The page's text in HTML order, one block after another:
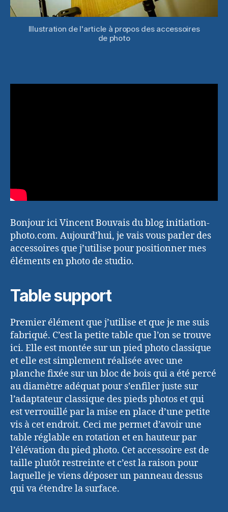
Illustration de l'article à propos des accessoires
de photo
Bonjour ici Vincent Bouvais du blog initiation-
photo.com. Aujourd’hui, je vais vous parler des
accessoires que j’utilise pour positionner mes
éléments en photo de studio.
Table support
Premier élément que j’utilise et que je me suis
fabriqué. C’est la petite table que l’on se trouve
ici. Elle est montée sur un pied photo classique
et elle est simplement réalisée avec une
planche fixée sur un bloc de bois qui a été percé
au diamètre adéquat pour s’enfiler juste sur
l’adaptateur classique des pieds photos et qui
est verrouillé par la mise en place d’une petite
vis à cet endroit. Ceci me permet d’avoir une
table réglable en rotation et en hauteur par
l’élévation du pied photo. Cet accessoire est de
taille plutôt restreinte et c’est la raison pour
laquelle je viens déposer un panneau dessus
qui va étendre la surface.